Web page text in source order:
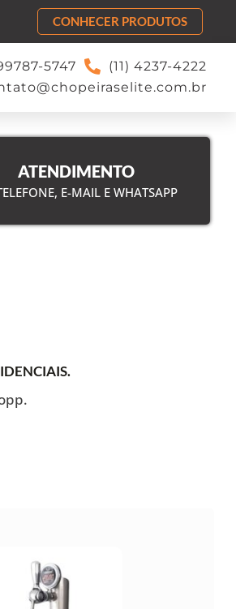
CONHECER PRODUTOS
5747
(11) 4237-4222
ATENDIMENTO
E-MAIL E WHATSAPP